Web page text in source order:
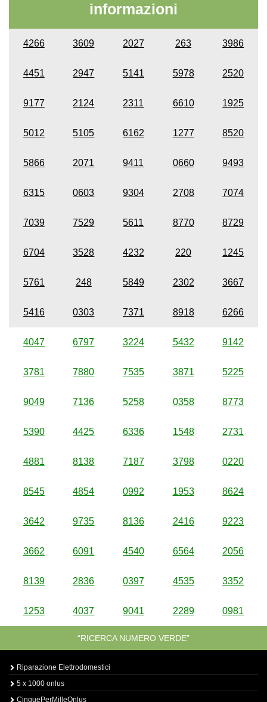
informazioni
4266 3609 2027 263 3986
4451 2947 5141 5978 2520
9177 2124 2311 6610 1925
5012 5105 6162 1277 8520
5866 2071 9411 0660 9493
6315 0603 9304 2708 7074
7039 7529 5611 8770 8729
6704 3528 4232 220 1245
5761 248 5849 2302 3667
5416 0303 7371 8918 6266
4047 6797 3224 5432 9142
3781 7880 7535 3871 5225
9049 7136 5258 0358 8773
5390 4425 6336 1548 2731
4881 8138 7187 3798 0220
8545 4854 0992 1953 8624
3642 9735 8136 2416 9223
3662 6091 4540 6564 2056
8139 2836 0397 4535 3352
1253 4037 9041 2289 0981
“RICERCA NUMERO VERDE”
Riparazione Elettrodomestici
5 x 1000 onlus
CinquePerMilleOnlus